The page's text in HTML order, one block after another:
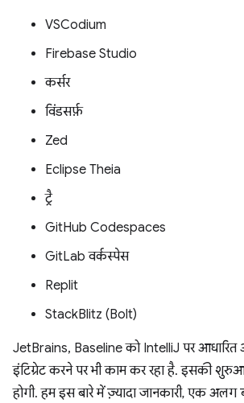
VSCodium
Firebase Studio
कर्सर
विंडसर्फ़
Zed
Eclipse Theia
ट्रै
GitHub Codespaces
GitLab वर्कस्पेस
Replit
StackBlitz (Bolt)
JetBrains, Baseline को IntelliJ पर
इंटिग्रेट करने पर भी काम कर रहा है. इसकी
होगी. हम इस बारे में ज़्यादा जानकारी, एक अलग